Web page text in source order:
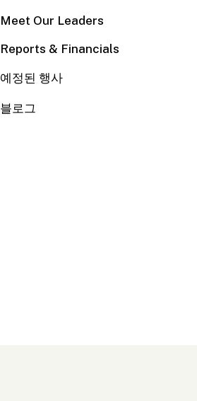
Meet Our Leaders
Reports & Financials
예정된 행사
블로그